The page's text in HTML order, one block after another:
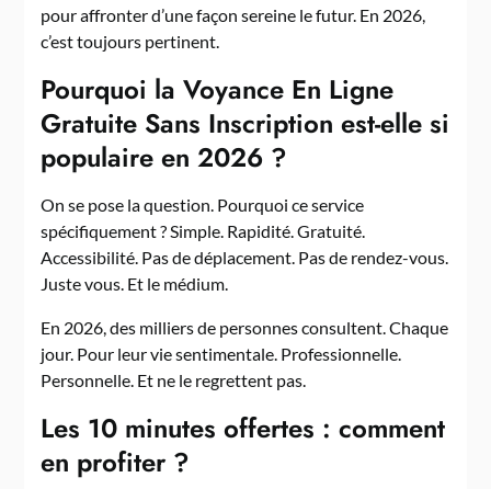
pour affronter d’une façon sereine le futur. En 2026,
c’est toujours pertinent.
Pourquoi la Voyance En Ligne
Gratuite Sans Inscription est-elle si
populaire en 2026 ?
On se pose la question. Pourquoi ce service
spécifiquement ? Simple. Rapidité. Gratuité.
Accessibilité. Pas de déplacement. Pas de rendez-vous.
Juste vous. Et le médium.
En 2026, des milliers de personnes consultent. Chaque
jour. Pour leur vie sentimentale. Professionnelle.
Personnelle. Et ne le regrettent pas.
Les 10 minutes offertes : comment
en profiter ?